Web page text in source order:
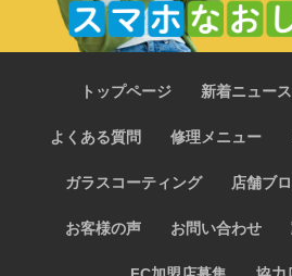
トップページ 新着ニュース
よくある質問 修理メニュー
ガラスコーティング 店舗ブ
お客様の声 お問い合わせ